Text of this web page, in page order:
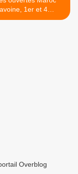
1er et 4
septembre. >
Overblog